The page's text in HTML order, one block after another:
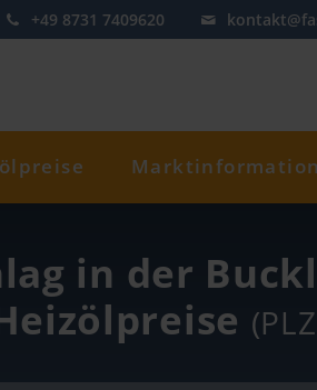
+49 8731 7409620
in der